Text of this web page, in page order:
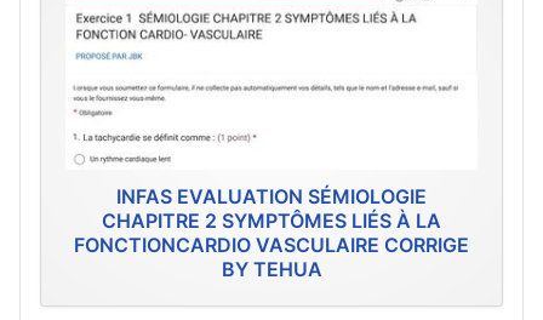
INFAS EVALUATION SÉMIOLOGIE
CHAPITRE 2 SYMPTÔMES LIÉS À LA
FONCTIONCARDIO VASCULAIRE CORRIGE
BY TEHUA